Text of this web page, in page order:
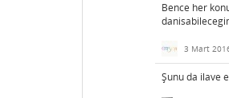
Bence her
3 Mart
Şunu da ilave